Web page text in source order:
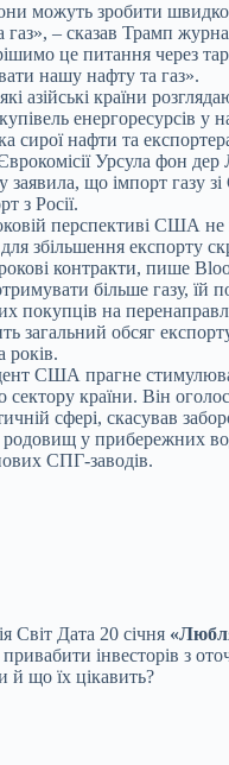
можуть зробити
– сказав Трамп
це питання через
нашу нафту та газ».
азійські країни
енергоресурсів у
сирої нафти та
Урсула фон
заявила, що імпорт газу
з Росії.
перспективі США
збільшення експорту
контракти, пише
більше газу, їй
покупців на
загальний обсяг
років.
США прагне
сектору країни. Він
сфері, скасував
родовищ у прибережних
СПГ-заводів.
Світ Дата 20 січня
інвесторів з
й що їх цікавить?